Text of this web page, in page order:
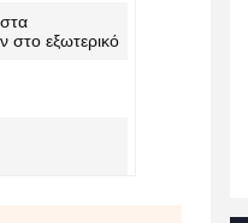
στο εξωτερικό